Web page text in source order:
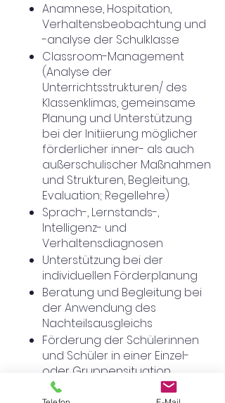
Anamnese, Hospitation,
Verhaltensbeobachtung und
-analyse der Schulklasse
Classroom-Management
(Analyse der
Unterrichtsstrukturen/ des
Klassenklimas, gemeinsame
Planung und Unterstützung
bei der Initiierung möglicher
förderlicher inner- als auch
außerschulischer Maßnahmen
und Strukturen, Begleitung,
Evaluation; Regellehre)
Sprach-, Lernstands-,
Intelligenz- und
Verhaltensdiagnosen
Unterstützung bei der
individuellen Förderplanung
Beratung und Begleitung bei
der Anwendung des
Nachteilsausgleichs
Förderung der Schülerinnen
und Schüler in einer Einzel-
oder Gruppensituation
Beratung und Durchführung